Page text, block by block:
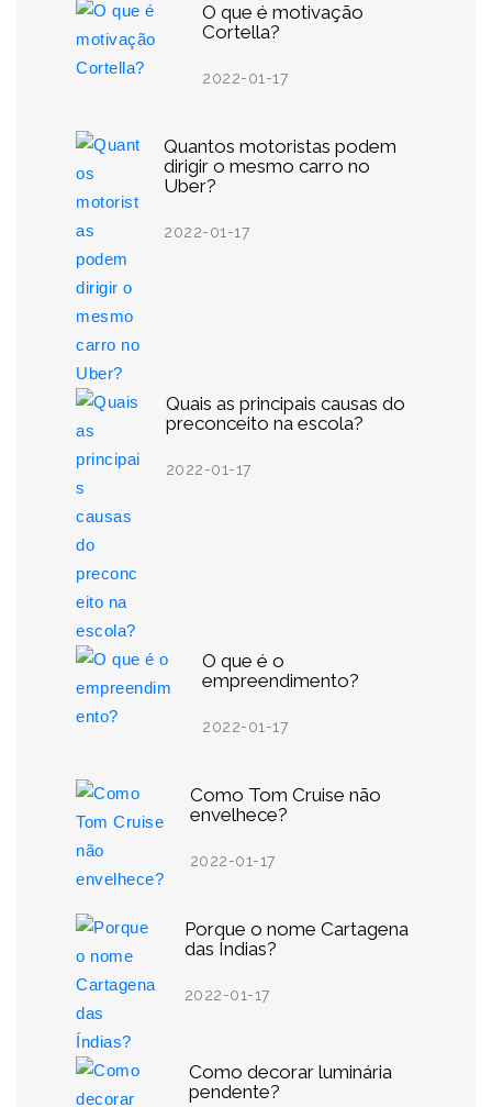
O que é motivação
Cortella?
2022-01-17
Quantos motoristas podem
dirigir o mesmo carro no
Uber?
2022-01-17
Quais as principais causas do
preconceito na escola?
2022-01-17
O que é o
empreendimento?
2022-01-17
Como Tom Cruise não
envelhece?
2022-01-17
Porque o nome Cartagena
das Índias?
2022-01-17
Como decorar luminária
pendente?